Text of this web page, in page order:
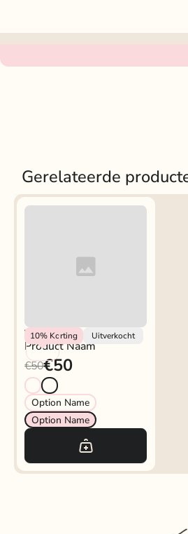
Gerelateerde
10% Korting Uitverkocht
Vendor
Product Naam
€50€50
Option Name
Option Name